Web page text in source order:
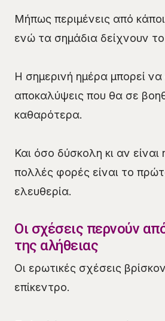
Μήπως περιμένεις από
ενώ τα σημάδια δείχνουν
Η σημερινή ημέρα μπορεί να
αποκαλύψεις που θα σε
καθαρότερα.
Και όσο δύσκολη κι αν είναι
πολλές φορές είναι το
ελευθερία.
Οι σχέσεις περνούν
της αλήθειας
Οι ερωτικές σχέσεις
επίκεντρο.